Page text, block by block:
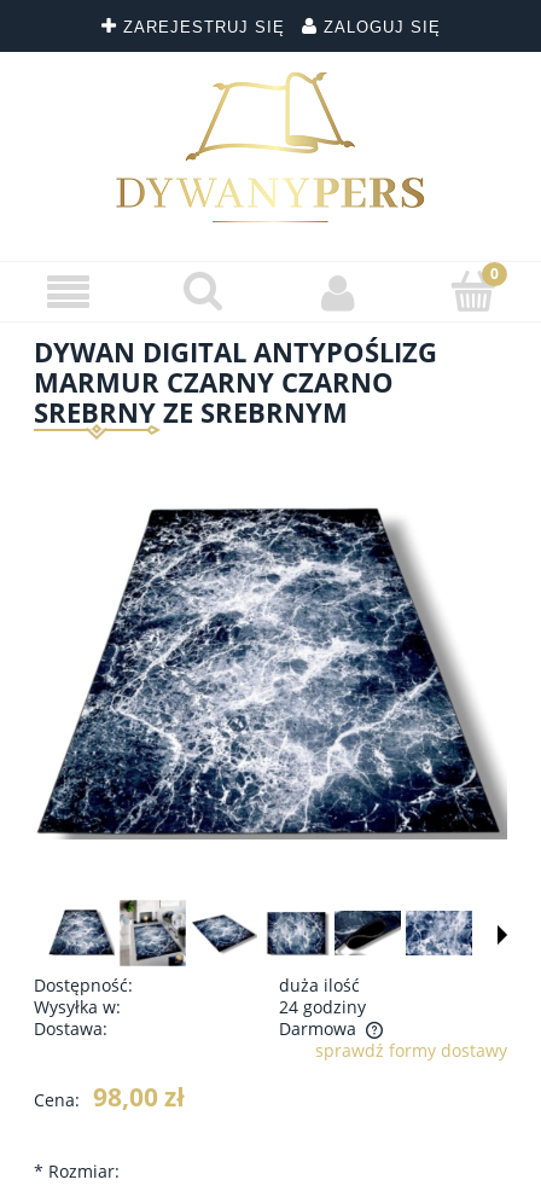
ZAREJESTRUJ SIĘ ZALOGUJ SIĘ
DYWAN DIGITAL ANTYPOŚLIZG
MARMUR CZARNY CZARNO
SREBRNY ZE SREBRNYM
Dostępność:
duża ilość
Wysyłka w:
24 godziny
Dostawa:
Darmowa
Cena nie zawiera ewentualnych kosztów płatności
sprawdź formy dostawy
Cena: 98,00 zł
* Rozmiar: